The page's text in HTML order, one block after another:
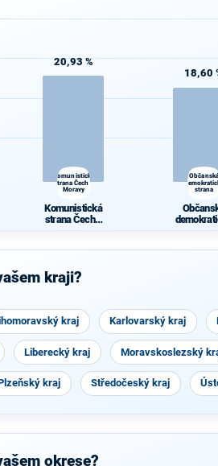
20,93 %
Komunistická
strana Čech a
Moravy
Komunistická
strana Čech a
18,60
Občanská
strana
kraji?
kraj Karlovarský kraj
Liberecký kraj Moravskoslezský
kraj Středočeský kraj
okrese?